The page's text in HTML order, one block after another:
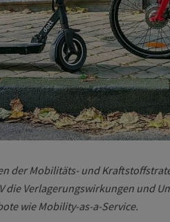
der Mobilitäts- und
die Verlagerungswirkungen und
wie Mobility-as-a-Service.